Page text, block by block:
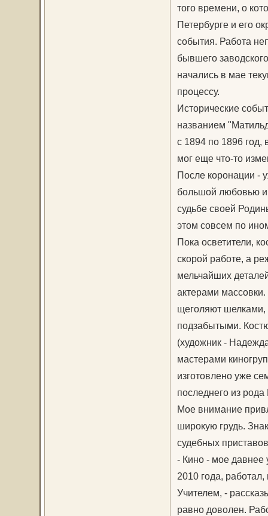
того времени, о
Петербурге и его
события. Работа
бывшего
начались в мае
процессу.
Исторические
названием
с 1894 по 1896 год,
мог еще что-то
После коронации -
большой любовью и
судьбе своей
этом совсем по
Пока осветители,
скорой работе, а
мельчайших
актерами
щеголяют шелками,
подзабытыми.
(художник -
мастерами
изготовлено уже
последнего из
Мое внимание
широкую грудь.
судебных
- Кино - мое давнее
2010 года,
Учителем, -
равно доволен.